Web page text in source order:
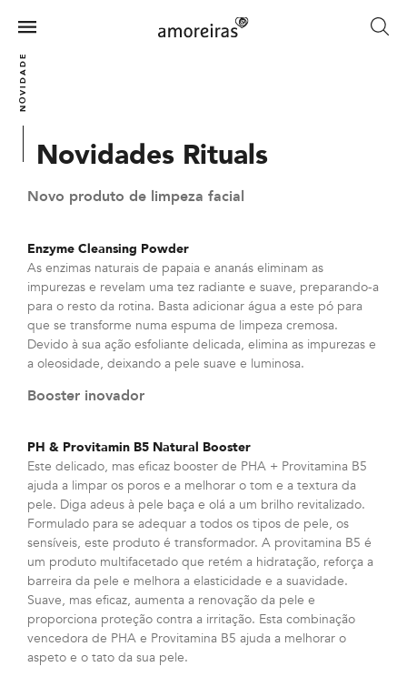
main
content
Menu
NOVIDADES
Novidades Rituals
Novo produto de limpeza facial
Enzyme Cleansing Powder
As enzimas naturais de papaia e ananás eliminam as
impurezas e revelam uma tez radiante e suave, preparando-a
para o resto da rotina. Basta adicionar água a este pó para
que se transforme numa espuma de limpeza cremosa.
Devido à sua ação esfoliante delicada, elimina as impurezas e
a oleosidade, deixando a pele suave e luminosa.
Booster inovador
PH & Provitamin B5 Natural Booster
Este delicado, mas eficaz booster de PHA + Provitamina B5
ajuda a limpar os poros e a melhorar o tom e a textura da
pele. Diga adeus à pele baça e olá a um brilho revitalizado.
Formulado para se adequar a todos os tipos de pele, os
sensíveis, este produto é transformador. A provitamina B5 é
um produto multifacetado que retém a hidratação, reforça a
barreira da pele e melhora a elasticidade e a suavidade.
Suave, mas eficaz, aumenta a renovação da pele e
proporciona proteção contra a irritação. Esta combinação
vencedora de PHA e Provitamina B5 ajuda a melhorar o
aspeto e o tato da sua pele.